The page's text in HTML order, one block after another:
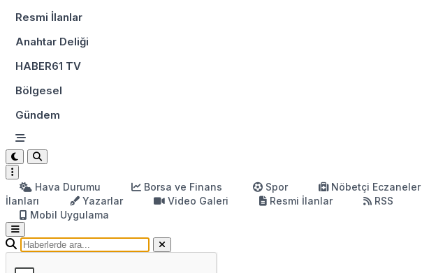
Resmi İlanlar
Anahtar Deliği
HABER61 TV
Bölgesel
Gündem
Hava Durumu Borsa ve Finans Spor Nöbetçi Eczaneler
İlanları
Yazarlar Video Galeri Resmi İlanlar RSS
Mobil Uygulama